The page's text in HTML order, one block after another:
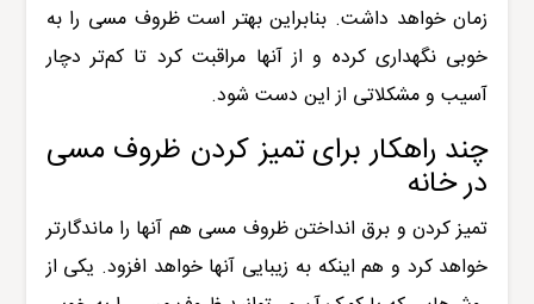
زمان خواهد داشت. بنابراین بهتر است ظروف مسی را به
خوبی نگهداری کرده و از آنها مراقبت کرد تا کم‌تر دچار
آسیب و مشکلاتی از این دست شود.
چند راهکار برای تمیز کردن ظروف مسی
در خانه
تمیز کردن و برق انداختن ظروف مسی هم آنها را ماندگارتر
خواهد کرد و هم اینکه به زیبایی آنها خواهد افزود. یکی از